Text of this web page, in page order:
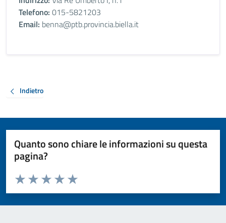
Telefono: 015-5821203
Email: benna@ptb.provincia.biella.it
Indietro
Quanto sono chiare le informazioni su questa
pagina?
Valuta da 1 a 5 stelle la pagina
Valuta 5 stelle su 5
Valuta 4 stelle su 5
Valuta 3 stelle su 5
Valuta 2 stelle su 5
Valuta 1 stelle su 5